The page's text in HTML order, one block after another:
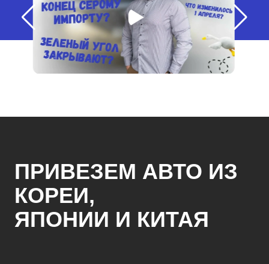
ПРИВЕЗЕМ АВТО ИЗ
КОРЕИ,
ЯПОНИИ И КИТАЯ